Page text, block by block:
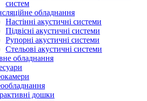
систем
обладнання
Настінні акустичні системи
Підвісні акустичні системи
Рупорні акустичні системи
Стельові акустичні системи
обладнання
дошки